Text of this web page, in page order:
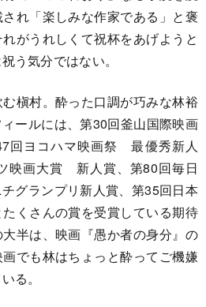
れ「楽しみな作家である」と褒
がうれしくて祝杯をあげようと
う気分ではない。
槇村。酔った口調が巧みな林裕
ールには、第30回釜山国際映画
回ヨコハマ映画祭 最優秀新人
映画大賞 新人賞、第80回毎日
グランプリ新人賞、第35回日本
くさんの賞を受賞している期待
半は、映画『愚か者の身分』の
でも林はちょっと酔ってご機嫌
る。